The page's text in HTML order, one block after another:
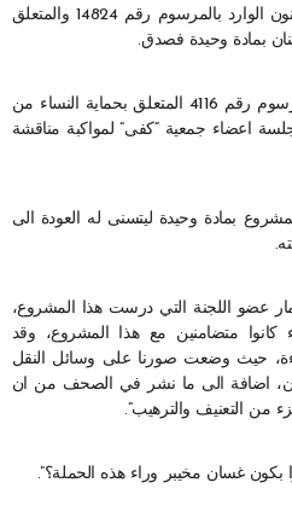
ثم طرح على التصويت مشروع القانون الوارد بالمرسوم رقم 14824 والمتعلق
بمادة وحيدة فصدق.
ثم طرح مشروع القانون الوارد بالمرسوم رقم 4116 المتعلق بحماية النساء من
اعضاء جمعية “كفى” لمواكبة مناقشة
بمادة وحيدة ليتسنى له العودة الى
عضو اللجنة التي درست هذا المشروع،
كانوا متضامنين مع هذا المشروع، وقد
حيث وضعت صورنا على وسائل النقل
اضافة الى ما نشر في الصحف من ان
من التعنيف والترهيب”.
بكون غسان مخيبر وراء هذه الحملة؟”.